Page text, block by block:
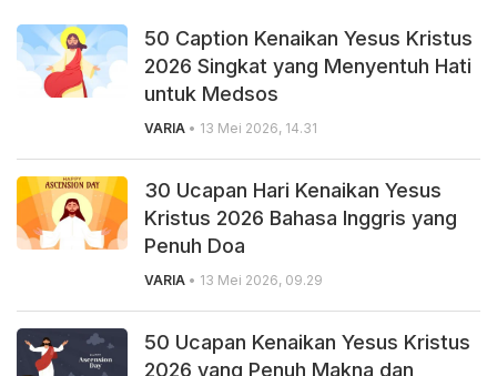
50 Caption Kenaikan Yesus Kristus
2026 Singkat yang Menyentuh Hati
untuk Medsos
VARIA • 13 Mei 2026, 14.31
30 Ucapan Hari Kenaikan Yesus
Kristus 2026 Bahasa Inggris yang
Penuh Doa
VARIA • 13 Mei 2026, 09.29
50 Ucapan Kenaikan Yesus Kristus
2026 yang Penuh Makna dan